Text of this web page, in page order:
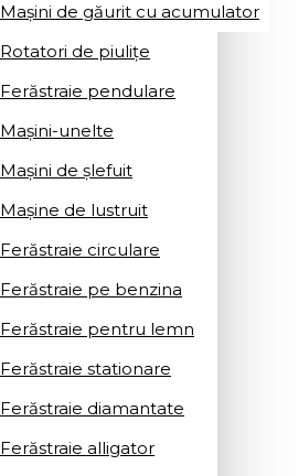
Mașini de găurit cu acumulator
Rotatori de piuliţe
Ferăstraie pendulare
Mașini-unelte
Mașini de șlefuit
Mașinе de lustruit
Ferăstraie circulare
Ferăstraie pe benzina
Ferăstraie pentru lemn
Ferăstraie stationare
Ferăstraie diamantate
Ferăstraie alligator